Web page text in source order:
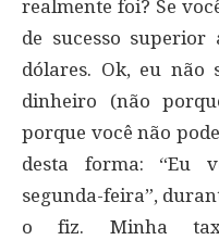
realmente foi? Se
de sucesso
dólares. Ok, eu não
dinheiro (não
porque você não
desta forma: “Eu
segunda-feira”,
o fiz. Minha